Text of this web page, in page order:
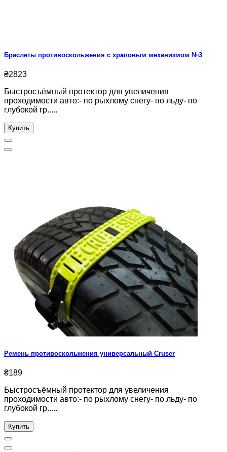
Браслеты противоскольжения с храповым механизмом №3
₴2823
Быстросъёмный протектор для увеличения
проходимости авто:- по рыхлому снегу- по льду- по
глубокой гр.....
Купить
Ремень противоскольжения универсальный Cruser
₴189
Быстросъёмный протектор для увеличения
проходимости авто:- по рыхлому снегу- по льду- по
глубокой гр.....
Купить